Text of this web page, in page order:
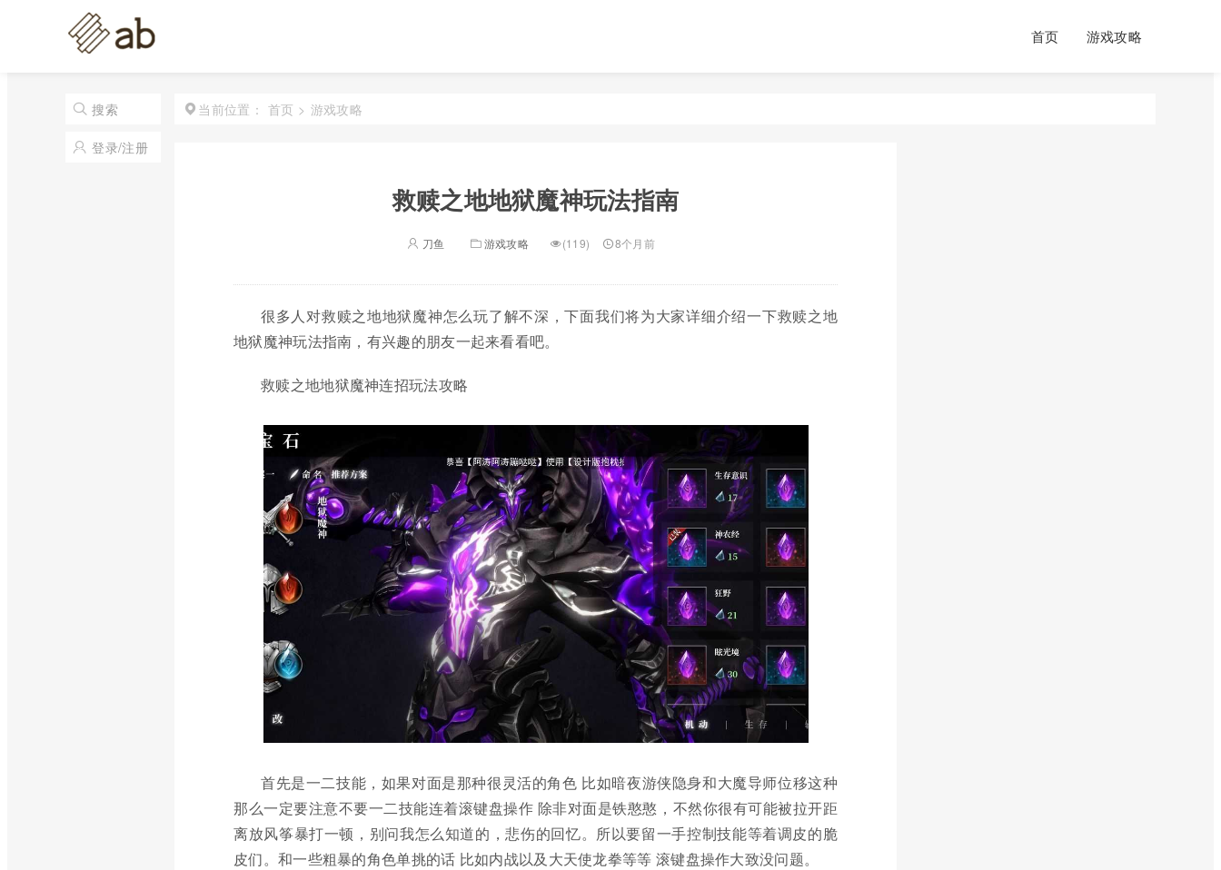
首页 游戏攻略
搜索
登录/注册
当前位置： 首页 > 游戏攻略
救赎之地地狱魔神玩法指南
刀鱼 游戏攻略 (119) 8个月前
很多人对救赎之地地狱魔神怎么玩了解不深，下面我们将为大家详细介绍一下救赎之地
地狱魔神玩法指南，有兴趣的朋友一起来看看吧。
救赎之地地狱魔神连招玩法攻略
首先是一二技能，如果对面是那种很灵活的角色 比如暗夜游侠隐身和大魔导师位移这种
那么一定要注意不要一二技能连着滚键盘操作 除非对面是铁憨憨，不然你很有可能被拉开距
离放风筝暴打一顿，别问我怎么知道的，悲伤的回忆。所以要留一手控制技能等着调皮的脆
皮们。和一些粗暴的角色单挑的话 比如内战以及大天使龙拳等等 滚键盘操作大致没问题。